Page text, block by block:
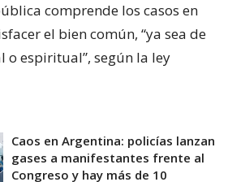
comprende los casos en
el bien común, “ya sea de
o espiritual”, según la ley
Caos en Argentina: policías lanzan
gases a manifestantes frente al
Congreso y hay más de 10